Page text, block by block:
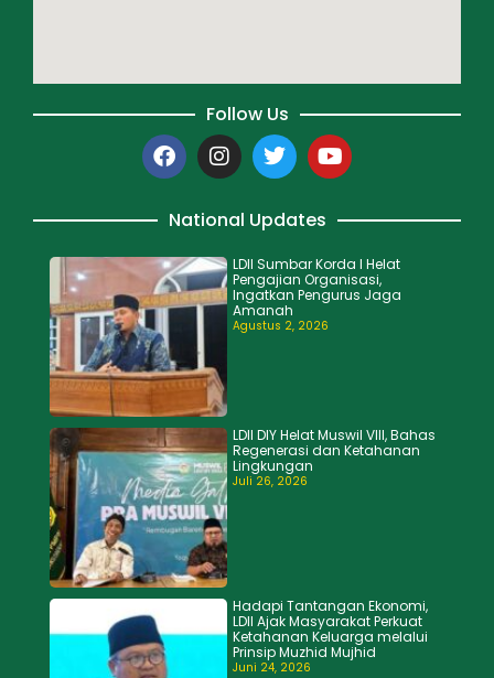
Follow Us
National Updates
LDII Sumbar Korda I Helat
Pengajian Organisasi,
Ingatkan Pengurus Jaga
Amanah
Agustus 2, 2026
LDII DIY Helat Muswil VIII, Bahas
Regenerasi dan Ketahanan
Lingkungan
Juli 26, 2026
Hadapi Tantangan Ekonomi,
LDII Ajak Masyarakat Perkuat
Ketahanan Keluarga melalui
Prinsip Muzhid Mujhid
Juni 24, 2026